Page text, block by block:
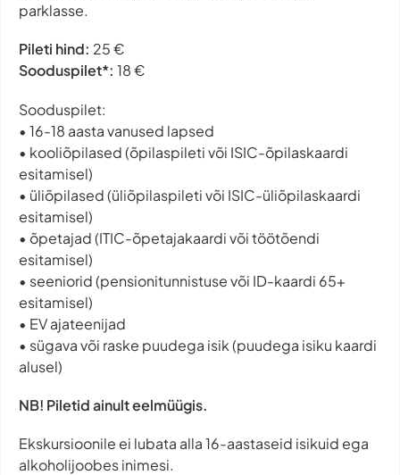
parklasse.
Pileti hind: 25 €
Sooduspilet*: 18 €
Sooduspilet:
• 16-18 aasta vanused lapsed
• kooliõpilased (õpilaspileti või ISIC-õpilaskaardi
esitamisel)
• üliõpilased (üliõpilaspileti või ISIC-üliõpilaskaardi
esitamisel)
• õpetajad (ITIC-õpetajakaardi või töötõendi
esitamisel)
• seeniorid (pensionitunnistuse või ID-kaardi 65+
esitamisel)
• EV ajateenijad
• sügava või raske puudega isik (puudega isiku kaardi
alusel)
NB! Piletid ainult eelmüügis.
Ekskursioonile ei lubata alla 16-aastaseid isikuid ega
alkoholijoobes inimesi.